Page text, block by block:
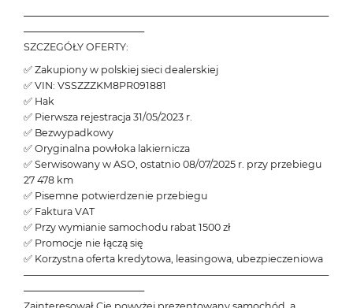
───────────────────────────────────────────
─────────────────
SZCZEGÓŁY OFERTY:
✅ Zakupiony w polskiej sieci dealerskiej
✅ VIN: VSSZZZKM8PR091881
✅ Hak
✅ Pierwsza rejestracja 31/05/2023 r.
✅ Bezwypadkowy
✅ Oryginalna powłoka lakiernicza
✅ Serwisowany w ASO, ostatnio 08/07/2025 r. przy przebiegu
27 478 km
✅ Pisemne potwierdzenie przebiegu
✅ Faktura VAT
✅ Przy wymianie samochodu rabat 1500 zł
✅ Promocje nie łączą się
✅ Korzystna oferta kredytowa, leasingowa, ubezpieczeniowa
───────────────────────────────────────────
─────────────────